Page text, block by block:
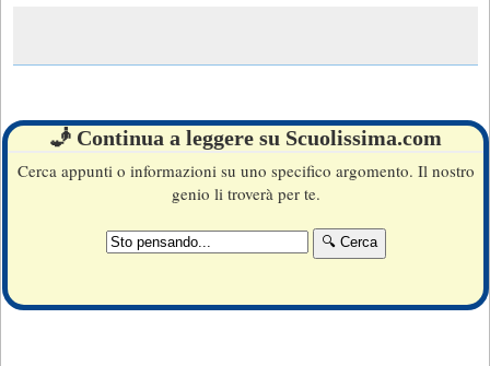
🧞 Continua a leggere su Scuolissima.com
Cerca appunti o informazioni su uno specifico argomento. Il nostro
genio li troverà per te.